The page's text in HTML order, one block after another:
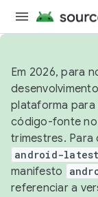
Em 2026, para
plataforma para
código-fonte no
trimestres. Para
android-
manifesto
referenciar a